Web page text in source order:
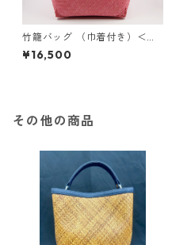
竹籠バッグ （巾着付き）＜和
小物さくら＞SKB-1
¥16,500
その他の商品